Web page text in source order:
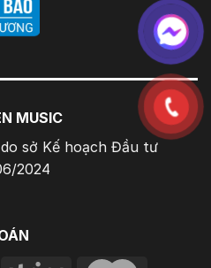
MUSIC
sở Kế hoạch Đầu tư
2024